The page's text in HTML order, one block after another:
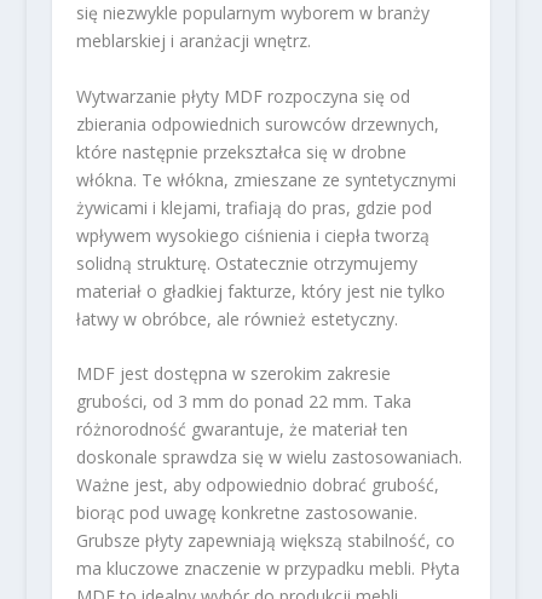
się niezwykle popularnym wyborem w branży
meblarskiej i aranżacji wnętrz.
Wytwarzanie płyty MDF rozpoczyna się od
zbierania odpowiednich surowców drzewnych,
które następnie przekształca się w drobne
włókna. Te włókna, zmieszane ze syntetycznymi
żywicami i klejami, trafiają do pras, gdzie pod
wpływem wysokiego ciśnienia i ciepła tworzą
solidną strukturę. Ostatecznie otrzymujemy
materiał o gładkiej fakturze, który jest nie tylko
łatwy w obróbce, ale również estetyczny.
MDF jest dostępna w szerokim zakresie
grubości, od 3 mm do ponad 22 mm. Taka
różnorodność gwarantuje, że materiał ten
doskonale sprawdza się w wielu zastosowaniach.
Ważne jest, aby odpowiednio dobrać grubość,
biorąc pod uwagę konkretne zastosowanie.
Grubsze płyty zapewniają większą stabilność, co
ma kluczowe znaczenie w przypadku mebli. Płyta